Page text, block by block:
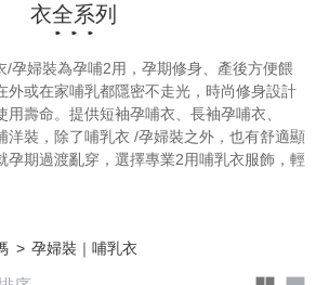
衣全系列
/孕婦裝為孕哺2用，孕期修身、產後方便餵
外或在家哺乳都隱密不走光，時尚修身設計
用壽命。提供短袖孕哺衣 長袖孕哺衣
洋裝 ，除了哺乳衣 /孕婦裝之外，也有舒適顯
孕期過渡亂穿，選擇專業2用哺乳衣服飾，輕
孕婦裝｜哺乳衣